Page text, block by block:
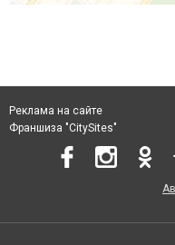
Реклама на сайте
Франшиза "CitySites"